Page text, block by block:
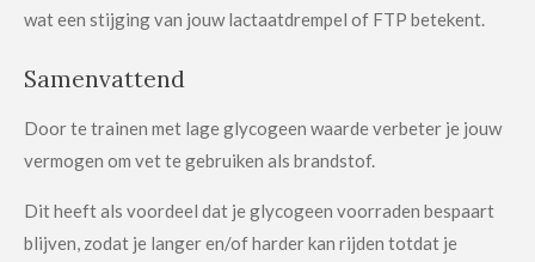
wat een stijging van jouw lactaatdrempel of FTP betekent.
Samenvattend
Door te trainen met lage glycogeen waarde verbeter je jouw
vermogen om vet te gebruiken als brandstof.
Dit heeft als voordeel dat je glycogeen voorraden bespaart
blijven, zodat je langer en/of harder kan rijden totdat je